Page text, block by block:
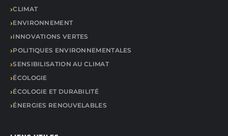
CLIMAT
ENVIRONNEMENT
INNOVATIONS VERTES
POLITIQUES ENVIRONNEMENTALES
SENSIBILISATION AU CLIMAT
ÉCOLOGIE
ÉCOLOGIE ET DURABILITÉ
ÉNERGIES RENOUVELABLES